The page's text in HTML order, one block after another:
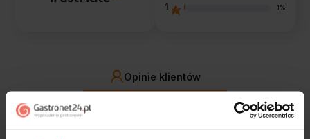
1 1%
Opinie klientów
filtry
Jak zbieramy opinie?